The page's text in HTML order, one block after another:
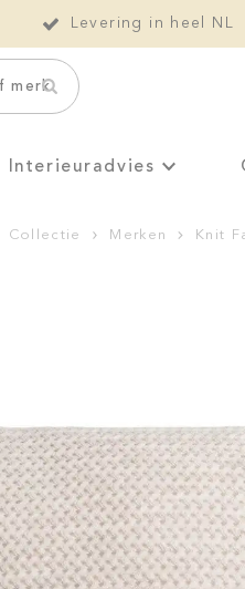
Levering in heel NL
merk
Interieuradvies
Collectie Merken Knit